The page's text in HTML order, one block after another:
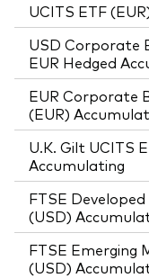
UCITS ETF
USD Corporate
EUR Hedged
EUR Corporate
(EUR)
U.K. Gilt UCITS
Accumulating
FTSE
(USD)
FTSE Emerging
(USD)